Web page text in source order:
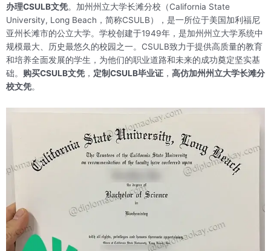
办理CSULB文凭。加州州立大学长滩分校（California State
University, Long Beach，简称CSULB），是一所位于美国加利福尼
亚州长滩市的公立大学。学校创建于1949年，是加州州立大学系统中
规模最大、历史最悠久的校园之一。CSULB致力于提供高质量的教育
和培养全面发展的学生，为他们的职业道路和未来的成功奠定坚实基
础。 购买CSULB文凭 ， 定制CSULB毕业证 ， 高仿加州州立大学长滩分
校文凭。